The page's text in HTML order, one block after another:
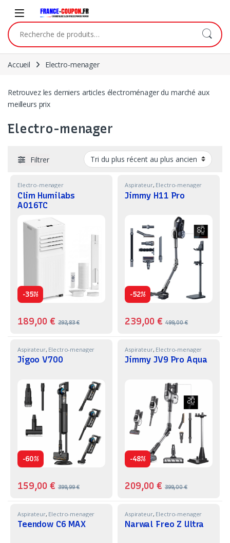
Recherche pour :
Accueil Electro-menager
Retrouvez les derniers articles électroménager du marché aux
meilleurs prix
Electro-menager
Filtrer
Electro-menager
Clim Humilabs
A016TC
-35%
189,00€ 292,83€
Aspirateur, Electro-menager
Jimmy H11 Pro
-52%
239,00€ 499,00€
Aspirateur, Electro-menager
Jigoo V700
-60%
159,00€ 399,99€
Aspirateur, Electro-menager
Jimmy JV9 Pro Aqua
-48%
209,00€ 399,00€
Aspirateur, Electro-menager
Teendow C6 MAX
Aspirateur, Electro-menager
Narwal Freo Z Ultra